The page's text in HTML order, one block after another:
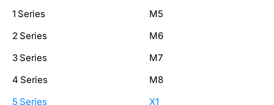
1 Series
2 Series
3 Series
4 Series
5 Series
M5
M6
M7
M8
X1